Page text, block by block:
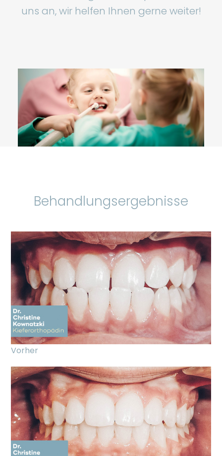
uns an, wir helfen Ihnen gerne weiter!
Behandlungsergebnisse
Vorher